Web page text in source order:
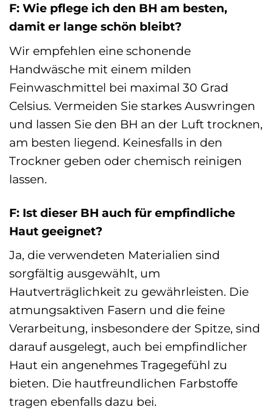
F: Wie pflege ich den BH am besten,
damit er lange schön bleibt?
Wir empfehlen eine schonende
Handwäsche mit einem milden
Feinwaschmittel bei maximal 30 Grad
Celsius. Vermeiden Sie starkes Auswringen
und lassen Sie den BH an der Luft trocknen,
am besten liegend. Keinesfalls in den
Trockner geben oder chemisch reinigen
lassen.
F: Ist dieser BH auch für empfindliche
Haut geeignet?
Ja, die verwendeten Materialien sind
sorgfältig ausgewählt, um
Hautverträglichkeit zu gewährleisten. Die
atmungsaktiven Fasern und die feine
Verarbeitung, insbesondere der Spitze, sind
darauf ausgelegt, auch bei empfindlicher
Haut ein angenehmes Tragegefühl zu
bieten. Die hautfreundlichen Farbstoffe
tragen ebenfalls dazu bei.